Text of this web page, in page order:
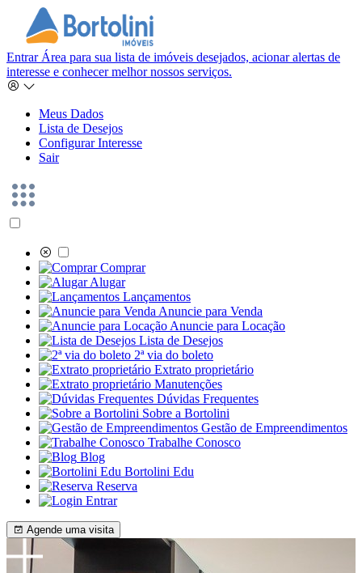
Entrar Área para sua lista de imóveis desejados, acionar alertas de
interesse e conhecer melhor nossos serviços.
Meus Dados
Lista de Desejos
Configurar Interesse
Sair
Comprar
Alugar
Lançamentos
Anuncie para Venda
Anuncie para Locação
Lista de Desejos
2ª via do boleto
Extrato proprietário
Manutenções
Dúvidas Frequentes
Sobre a Bortolini
Gestão de Empreendimentos
Trabalhe Conosco
Blog
Bortolini Edu
Reserva
Entrar
Agende uma visita